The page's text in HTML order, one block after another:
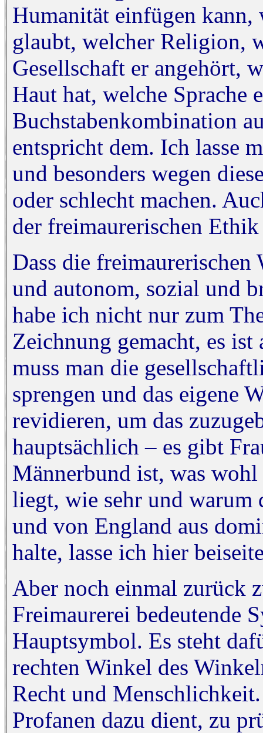
Humanität einfügen kann,
glaubt, welcher Religion,
Gesellschaft er angehört,
Haut hat, welche Sprache
Buchstabenkombination
entspricht dem. Ich lasse
und besonders wegen
oder schlecht machen.
der freimaurerischen
Dass die
und autonom, sozial und
habe ich nicht nur zum
Zeichnung gemacht, es
muss man die
sprengen und das eigene
revidieren, um das
hauptsächlich – es gibt
Männerbund ist, was
liegt, wie sehr und warum
und von England aus
halte, lasse ich hier
Aber noch einmal zurück
Freimaurerei bedeutende
Hauptsymbol. Es steht
rechten Winkel des
Recht und
Profanen dazu dient, zu